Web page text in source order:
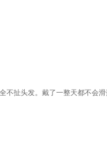
扯头发。戴了一整天都不会